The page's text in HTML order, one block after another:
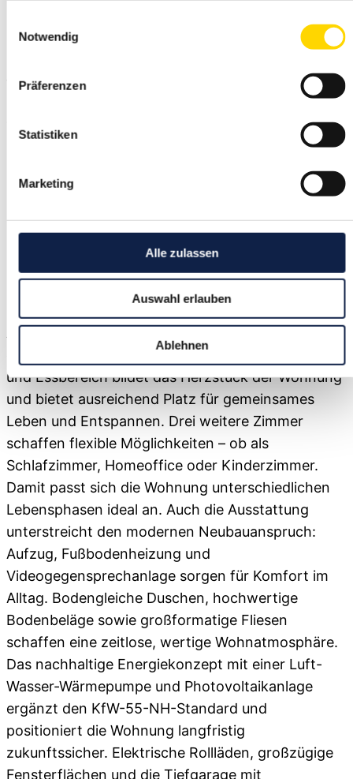
Notwendig
Präferenzen
Statistiken
Marketing
Alle zulassen
Auswahl erlauben
Ablehnen
Naturliebhaber
71732Tamm
Bad
Schlafzimmer
Abendsonne und große Fensterflächen sorgen für
ein helles, freundliches Wohngefühl. Der Wohn-
und Essbereich bildet das Herzstück der Wohnung
und bietet ausreichend Platz für gemeinsames
Leben und Entspannen. Drei weitere Zimmer
schaffen flexible Möglichkeiten – ob als
Schlafzimmer, Homeoffice oder Kinderzimmer.
Damit passt sich die Wohnung unterschiedlichen
Lebensphasen ideal an. Auch die Ausstattung
unterstreicht den modernen Neubauanspruch:
Aufzug, Fußbodenheizung und
Videogegensprechanlage sorgen für Komfort im
Alltag. Bodengleiche Duschen, hochwertige
Bodenbeläge sowie großformatige Fliesen
schaffen eine zeitlose, wertige Wohnatmosphäre.
Das nachhaltige Energiekonzept mit einer Luft-
Wasser-Wärmepumpe und Photovoltaikanlage
ergänzt den KfW-55-NH-Standard und
positioniert die Wohnung langfristig
zukunftssicher. Elektrische Rollläden, großzügige
Fensterflächen und die Tiefgarage mit